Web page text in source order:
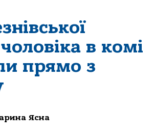
в комі
прямо з
Ясна